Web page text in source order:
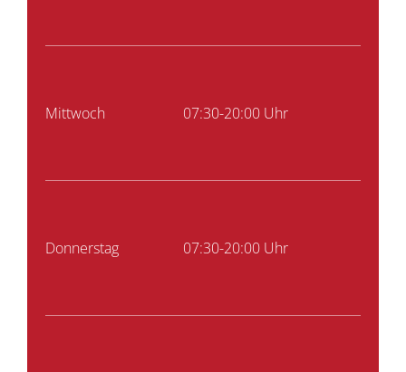
Mittwoch 07:30-20:00 Uhr
Donnerstag 07:30-20:00 Uhr